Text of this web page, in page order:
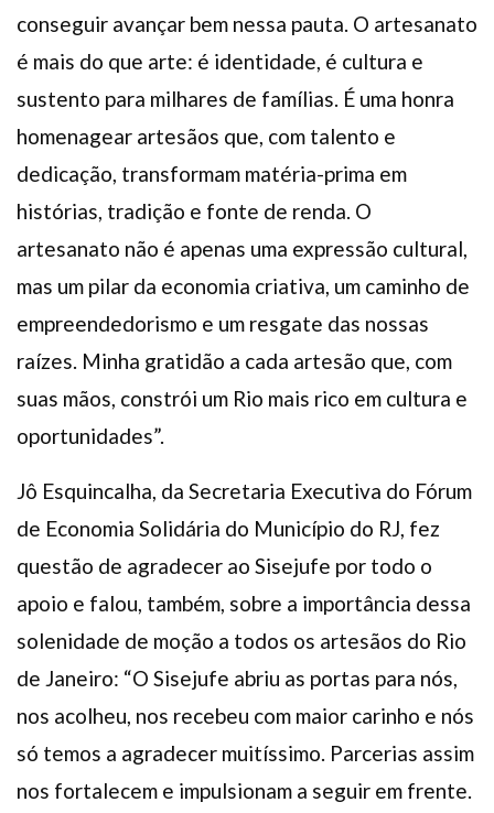
conseguir avançar bem nessa pauta. O artesanato
é mais do que arte: é identidade, é cultura e
sustento para milhares de famílias. É uma honra
homenagear artesãos que, com talento e
dedicação, transformam matéria-prima em
histórias, tradição e fonte de renda. O
artesanato não é apenas uma expressão cultural,
mas um pilar da economia criativa, um caminho de
empreendedorismo e um resgate das nossas
raízes. Minha gratidão a cada artesão que, com
suas mãos, constrói um Rio mais rico em cultura e
oportunidades”.
Jô Esquincalha, da Secretaria Executiva do Fórum
de Economia Solidária do Município do RJ, fez
questão de agradecer ao Sisejufe por todo o
apoio e falou, também, sobre a importância dessa
solenidade de moção a todos os artesãos do Rio
de Janeiro: “O Sisejufe abriu as portas para nós,
nos acolheu, nos recebeu com maior carinho e nós
só temos a agradecer muitíssimo. Parcerias assim
nos fortalecem e impulsionam a seguir em frente.